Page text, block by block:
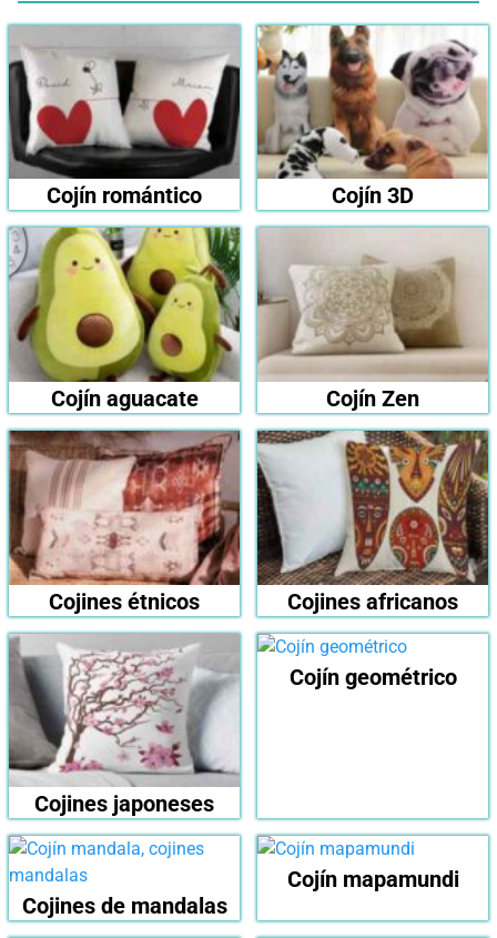
Cojín romántico Cojín 3D
Cojín aguacate Cojín Zen
Cojines étnicos Cojines africanos
Cojines japoneses
Cojín geométrico
Cojines de mandalas
Cojín mapamundi